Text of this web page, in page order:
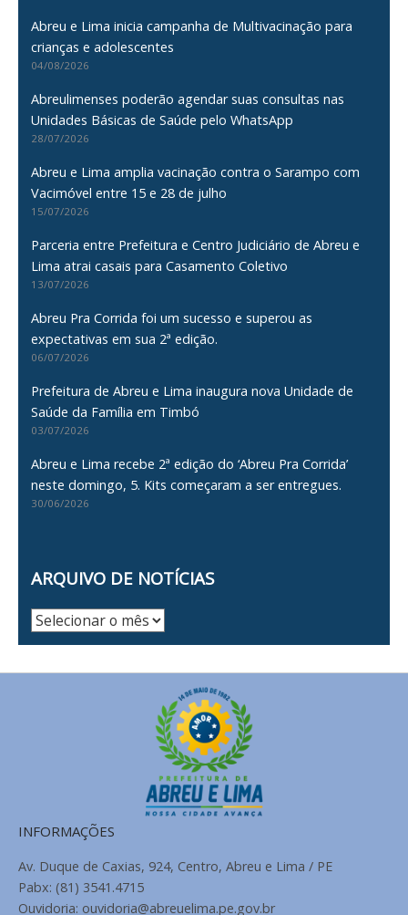
Abreu e Lima inicia campanha de Multivacinação para
crianças e adolescentes
04/08/2026
Abreulimenses poderão agendar suas consultas nas
Unidades Básicas de Saúde pelo WhatsApp
28/07/2026
Abreu e Lima amplia vacinação contra o Sarampo com
Vacimóvel entre 15 e 28 de julho
15/07/2026
Parceria entre Prefeitura e Centro Judiciário de Abreu e
Lima atrai casais para Casamento Coletivo
13/07/2026
Abreu Pra Corrida foi um sucesso e superou as
expectativas em sua 2ª edição.
06/07/2026
Prefeitura de Abreu e Lima inaugura nova Unidade de
Saúde da Família em Timbó
03/07/2026
Abreu e Lima recebe 2ª edição do ‘Abreu Pra Corrida’
neste domingo, 5. Kits começaram a ser entregues.
30/06/2026
ARQUIVO DE NOTÍCIAS
Arquivo
INFORMAÇÕES
Av. Duque de Caxias, 924, Centro, Abreu e Lima / PE
Pabx: (81) 3541.4715
Ouvidoria: ouvidoria@abreuelima.pe.gov.br